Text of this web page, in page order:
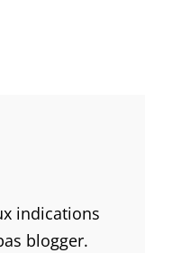
indications
blogger.